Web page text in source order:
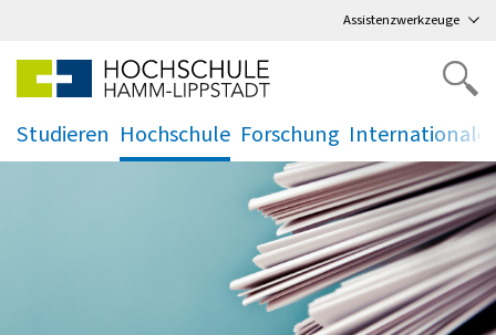
Assistenzwerkzeuge
Studieren
.
Hochschule
.
Forschung
. .